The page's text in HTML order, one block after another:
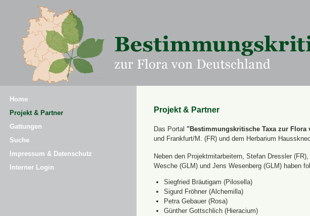
Home
Projekt & Partner
Gattungen
Suche
Impressum & Datenschutz
Interner Login
Projekt & Partner
Das Portal "Bestimmungskritische Taxa zur Flora
und Frankfurt/M. (FR) und dem Herbarium
Neben den Projektmitarbeitern, Stefan Dressler
Wesche (GLM) und Jens Wesenberg (GLM) haben
Siegfried Bräutigam (Pilosella)
Sigurd Fröhner (Alchemilla)
Petra Gebauer (Rosa)
Günther Gottschlich (Hieracium)